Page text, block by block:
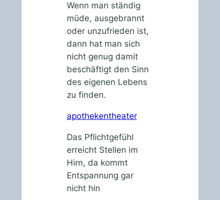
Wenn man ständig
müde, ausgebrannt
oder unzufrieden ist,
dann hat man sich
nicht genug damit
beschäftigt den Sinn
des eigenen Lebens
zu finden.
apothekentheater
Das Pflichtgefühl
erreicht Stellen im
Hirn, da kommt
Entspannung gar
nicht hin